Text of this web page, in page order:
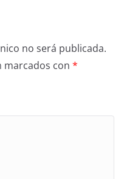
no será publicada.
marcados con *